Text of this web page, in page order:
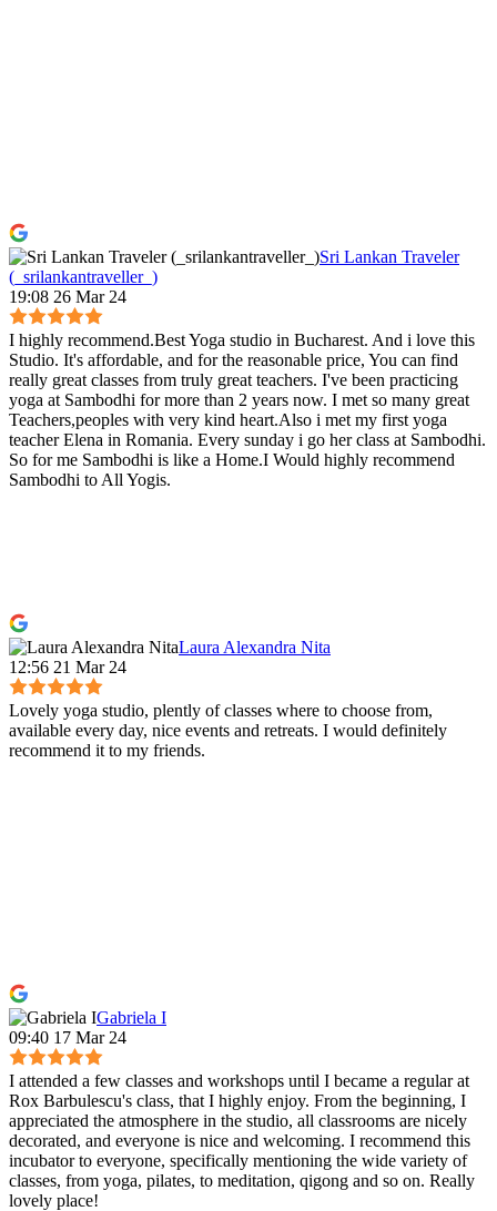
Sri Lankan Traveler
(_srilankantraveller_)
19:08 26 Mar 24
I highly recommend.Best Yoga studio in Bucharest. And i love this
Studio. It's affordable, and for the reasonable price, You can find
really great classes from truly great teachers. I've been practicing
yoga at Sambodhi for more than 2 years now. I met so many great
Teachers,peoples with very kind heart.Also i met my first yoga
teacher Elena in Romania. Every sunday i go her class at Sambodhi.
So for me Sambodhi is like a Home.I Would highly recommend
Sambodhi to All Yogis.
Laura Alexandra Nita
12:56 21 Mar 24
Lovely yoga studio, plently of classes where to choose from,
available every day, nice events and retreats. I would definitely
recommend it to my friends.
Gabriela I
09:40 17 Mar 24
I attended a few classes and workshops until I became a regular at
Rox Barbulescu's class, that I highly enjoy. From the beginning, I
appreciated the atmosphere in the studio, all classrooms are nicely
decorated, and everyone is nice and welcoming. I recommend this
incubator to everyone, specifically mentioning the wide variety of
classes, from yoga, pilates, to meditation, qigong and so on. Really
lovely place!